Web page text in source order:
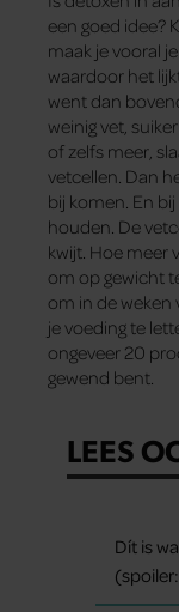
een goed idee?
maak je vooral
waardoor het
went dan
weinig vet,
of zelfs meer,
vetcellen. Dan
bij komen. En
houden. De
kwijt. Hoe meer
om op gewicht
om in de weken
je voeding te
ongeveer 20
gewend bent.
LEES
Dít is